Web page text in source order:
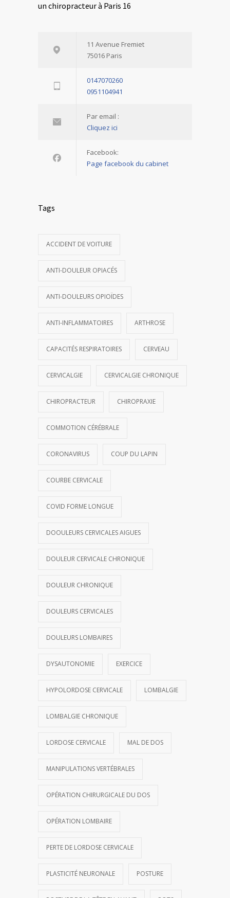
un chiropracteur à Paris 16
11 Avenue Fremiet
75016 Paris
0147070260
0951104941
Par email :
Cliquez ici
Facebook:
Page facebook du cabinet
Tags
ACCIDENT DE VOITURE
ANTI-DOULEUR OPIACÉS
ANTI-DOULEURS OPIOÏDES
ANTI-INFLAMMATOIRES ARTHROSE
CAPACITÉS RESPIRATOIRES CERVEAU
CERVICALGIE CERVICALGIE CHRONIQUE
CHIROPRACTEUR CHIROPRAXIE
COMMOTION CÉRÉBRALE
CORONAVIRUS COUP DU LAPIN
COURBE CERVICALE
COVID FORME LONGUE
DOOULEURS CERVICALES AIGUES
DOULEUR CERVICALE CHRONIQUE
DOULEUR CHRONIQUE
DOULEURS CERVICALES
DOULEURS LOMBAIRES
DYSAUTONOMIE EXERCICE
HYPOLORDOSE CERVICALE LOMBALGIE
LOMBALGIE CHRONIQUE
LORDOSE CERVICALE MAL DE DOS
MANIPULATIONS VERTÉBRALES
OPÉRATION CHIRURGICALE DU DOS
OPÉRATION LOMBAIRE
PERTE DE LORDOSE CERVICALE
PLASTICITÉ NEURONALE POSTURE